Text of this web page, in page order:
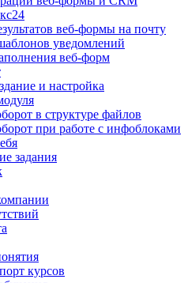
веб-формы на почту
уведомлений
веб-форм
и настройка
в структуре файлов
при работе с инфоблоками
задания
курсов